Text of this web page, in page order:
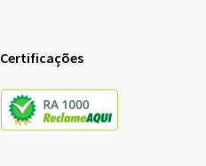
Certificações